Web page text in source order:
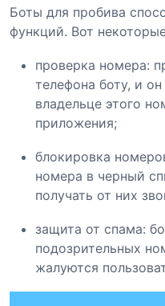
Боты для пробива
функций. Вот
проверка номера:
телефона боту, и
владельце этого
приложения;
блокировка
номера в черный
получать от них
защита от спама:
подозрительных
жалуются